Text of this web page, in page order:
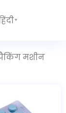
पैकिंग मशीन